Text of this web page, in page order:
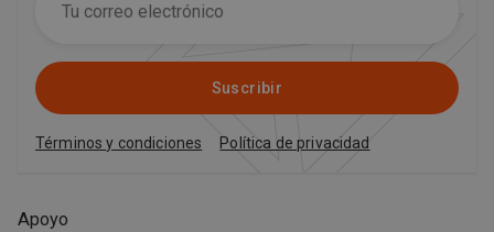
Apoyo
Suscribir
Términos y condiciones Política de privacidad